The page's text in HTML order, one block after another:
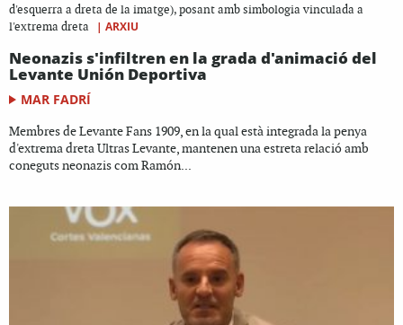
d'esquerra a dreta de la imatge), posant amb simbologia vinculada a
l'extrema dreta
| ARXIU
Neonazis s'infiltren en la grada d'animació del
Levante Unión Deportiva
MAR FADRÍ
Membres de Levante Fans 1909, en la qual està integrada la penya
d'extrema dreta Ultras Levante, mantenen una estreta relació amb
coneguts neonazis com Ramón...